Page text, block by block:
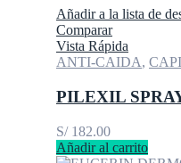
Añadir a la lista de
Comparar
Vista Rápida
ANTI-CAIDA,
PILEXIL
S/182.00
Añadir al carrito